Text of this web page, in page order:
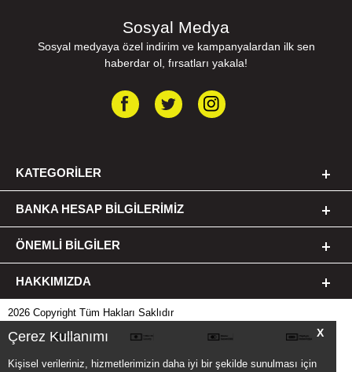
X
Çerez Kullanımı
Kişisel verileriniz, hizmetlerimizin daha iyi bir şekilde sunulması için
Sosyal Medya
Sosyal medyaya özel indirim ve kampanyalardan ilk sen
haberdar ol, fırsatları yakala!
KATEGORILER
BANKA HESAP BILGILERIMIZ
ÖNEMLI BILGILER
HAKKIMIZDA
2026 Copyright Tüm Hakları Saklıdır